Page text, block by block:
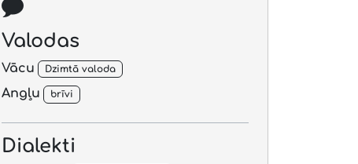
Valodas
Vācu Dzimtā valoda
Angļu brīvi
Dialekti